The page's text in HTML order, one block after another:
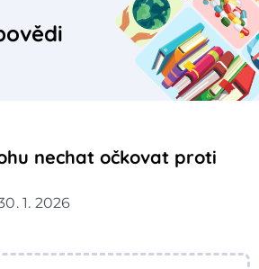
nechat očkovat proti
1. 2026